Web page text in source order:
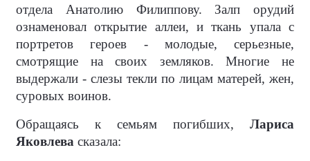
отдела Анатолию Филиппову. Залп орудий
ознаменовал открытие аллеи, и ткань упала с
портретов героев - молодые, серьезные,
смотрящие на своих земляков. Многие не
выдержали - слезы текли по лицам матерей, жен,
суровых воинов.
Обращаясь к семьям погибших, Лариса
Яковлева сказала: